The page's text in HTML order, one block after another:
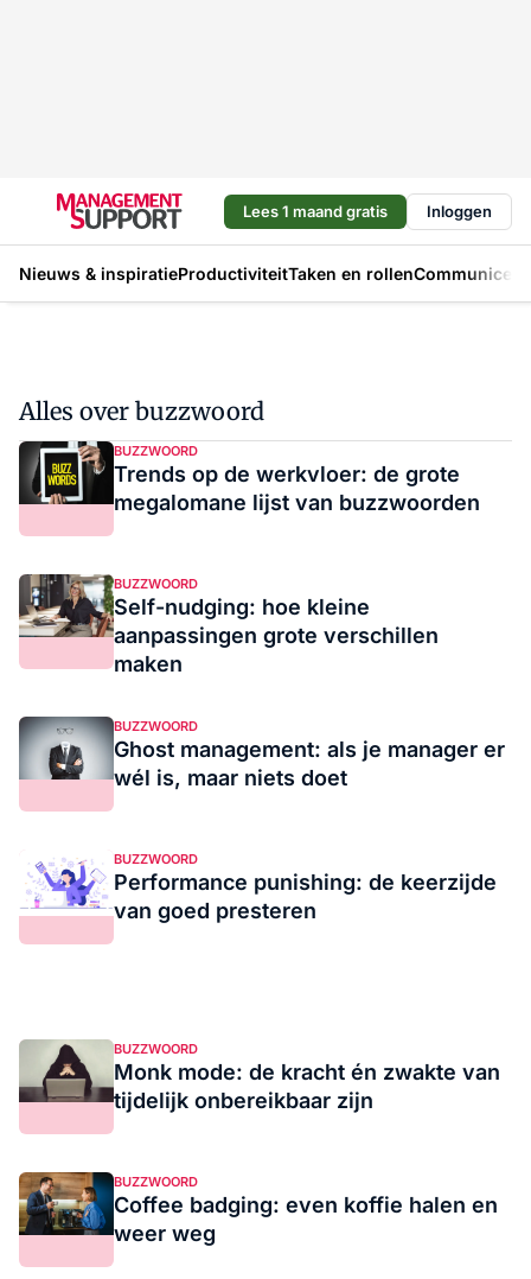
Lees 1 maand gratis Inloggen
Nieuws & inspiratieProductiviteitTaken en rollen
Alles over buzzwoord
BUZZWOORD
Trends op de werkvloer: de grote
megalomane lijst van buzzwoorden
BUZZWOORD
Self-nudging: hoe kleine
aanpassingen grote verschillen
maken
BUZZWOORD
Ghost management: als je manager er
wél is, maar niets doet
BUZZWOORD
Performance punishing: de keerzijde
van goed presteren
BUZZWOORD
Monk mode: de kracht én zwakte van
tijdelijk onbereikbaar zijn
BUZZWOORD
Coffee badging: even koffie halen en
weer weg